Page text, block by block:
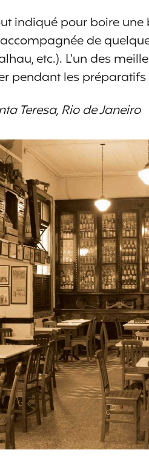
indiqué pour boire
de
etc.). L’un des
pendant les
Teresa, Rio de Janeiro